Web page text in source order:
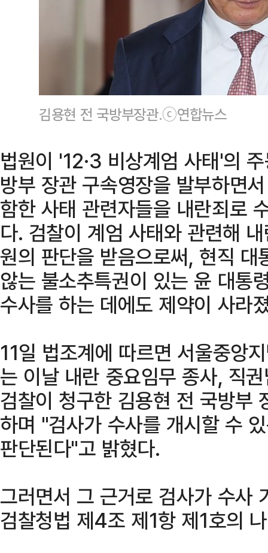
김용현 전 국방부장관.ⓒ연합뉴스
법원이 '12·3 비상계엄 사태'의
방부 장관 구속영장을 발부하면
함한 사태 관련자들을 내란죄로
다. 검찰이 계엄 사태와 관련해
원의 판단을 받음으로써, 현직
않는 불소추특권이 있는 윤 대통
수사를 하는 데에도 제약이 사라
11일 법조계에 따르면 서울중앙
는 이날 내란 중요임무 종사, 직
검찰이 청구한 김용현 전 국방부
하며 "검사가 수사를 개시할 수
판단된다"고 밝혔다.
그러면서 그 근거로 검사가 수사
검찰청법 제4조 제1항 제1호의